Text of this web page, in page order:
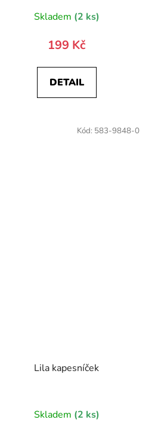
Skladem (2 ks)
199 Kč
DETAIL
Lila kapesníček
Skladem (2 ks)
Kód: 583-9848-0